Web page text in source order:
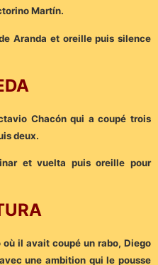
Martín.
Aranda et oreille puis silence
Chacón qui a coupé trois
deux.
et vuelta puis oreille pour
il avait coupé un rabo, Diego
une ambition qui le pousse